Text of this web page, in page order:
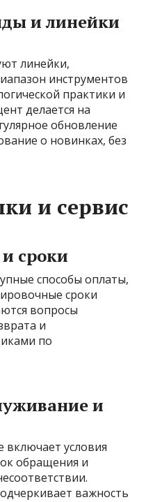
и линейки
линейки,
инструментов
практики и
делается на
обновление
о новинках, без
и сервис
сроки
способы оплаты,
сроки
вопросы
и
по
и
включает условия
обращения и
важность